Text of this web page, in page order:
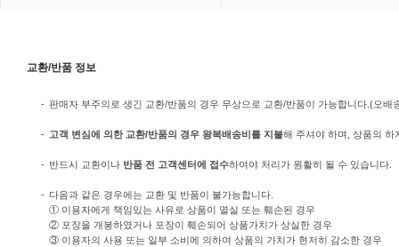
교환/반품 정보
- 판매자 부주의로 생긴 교환/반품의 경우 무상으로 교환/반품이 가능합니다.(오
- 고객 변심에 의한 교환/반품의 경우 왕복배송비를 지불해 주셔야 하며, 상품의 하
- 반드시 교환이나 반품 전 고객센터에 접수하여야 처리가 원활히 될 수 있습니다.
- 다음과 같은 경우에는 교환 및 반품이 불가능합니다.
① 이용자에게 책임있는 사유로 상품이 멸실 또는 훼손된 경우
② 포장을 개봉하였거나 포장이 훼손되어 상품가치가 상실한 경우
③ 이용자의 사용 또는 일부 소비에 의하여 상품의 가치가 현저히 감소한 경우